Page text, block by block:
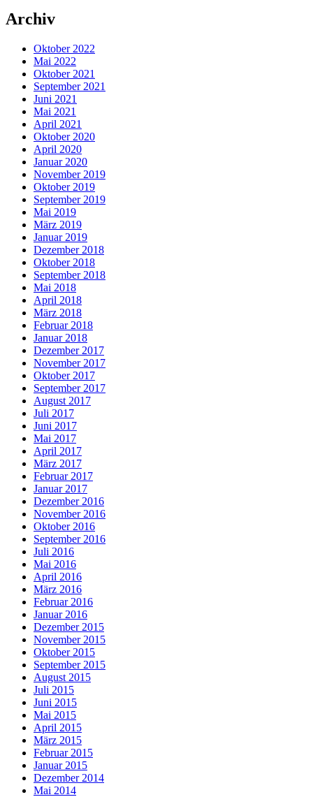
Archiv
Oktober 2022
Mai 2022
Oktober 2021
September 2021
Juni 2021
Mai 2021
April 2021
Oktober 2020
April 2020
Januar 2020
November 2019
Oktober 2019
September 2019
Mai 2019
März 2019
Januar 2019
Dezember 2018
Oktober 2018
September 2018
Mai 2018
April 2018
März 2018
Februar 2018
Januar 2018
Dezember 2017
November 2017
Oktober 2017
September 2017
August 2017
Juli 2017
Juni 2017
Mai 2017
April 2017
März 2017
Februar 2017
Januar 2017
Dezember 2016
November 2016
Oktober 2016
September 2016
Juli 2016
Mai 2016
April 2016
März 2016
Februar 2016
Januar 2016
Dezember 2015
November 2015
Oktober 2015
September 2015
August 2015
Juli 2015
Juni 2015
Mai 2015
April 2015
März 2015
Februar 2015
Januar 2015
Dezember 2014
Mai 2014